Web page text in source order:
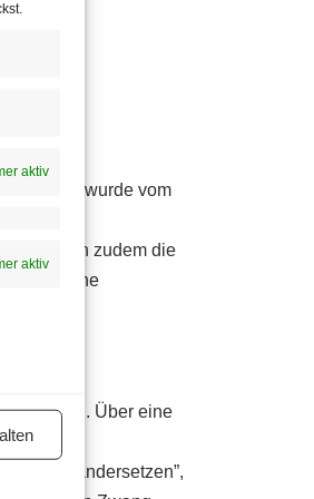
aktiv
aktiv
(ÖVP) wurde vom
zudem die
schriftliche
Über eine
das
auseinandersetzen”,